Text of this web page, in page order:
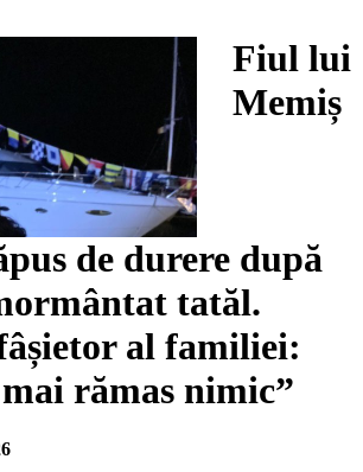
Fiul lui
Memiș
de durere după
tatăl.
al familiei:
rămas nimic”